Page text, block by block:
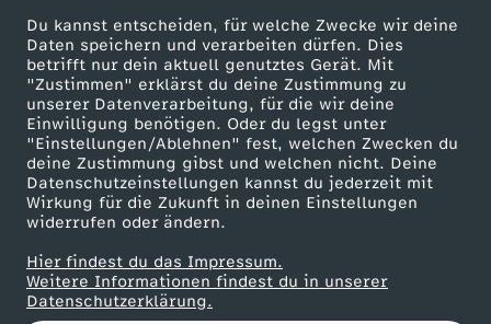
Du kannst entscheiden, für welche Zwecke wir deine
Daten speichern und verarbeiten dürfen. Dies
betrifft nur dein aktuell genutztes Gerät. Mit
"Zustimmen" erklärst du deine Zustimmung zu
unserer Datenverarbeitung, für die wir deine
Einwilligung benötigen. Oder du legst unter
"Einstellungen/Ablehnen" fest, welchen Zwecken du
deine Zustimmung gibst und welchen nicht. Deine
Datenschutzeinstellungen kannst du jederzeit mit
Wirkung für die Zukunft in deinen Einstellungen
widerrufen oder ändern.
Hier findest du das Impressum.
Weitere Informationen findest du in unserer
Datenschutzerklärung.
t
t
e
n
-
F
ZDF goes Schule
Werbefernsehen
Mainzelmännchen
Partner